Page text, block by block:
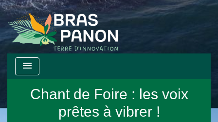
menu
Chant de Foire : les voix
prêtes à vibrer !